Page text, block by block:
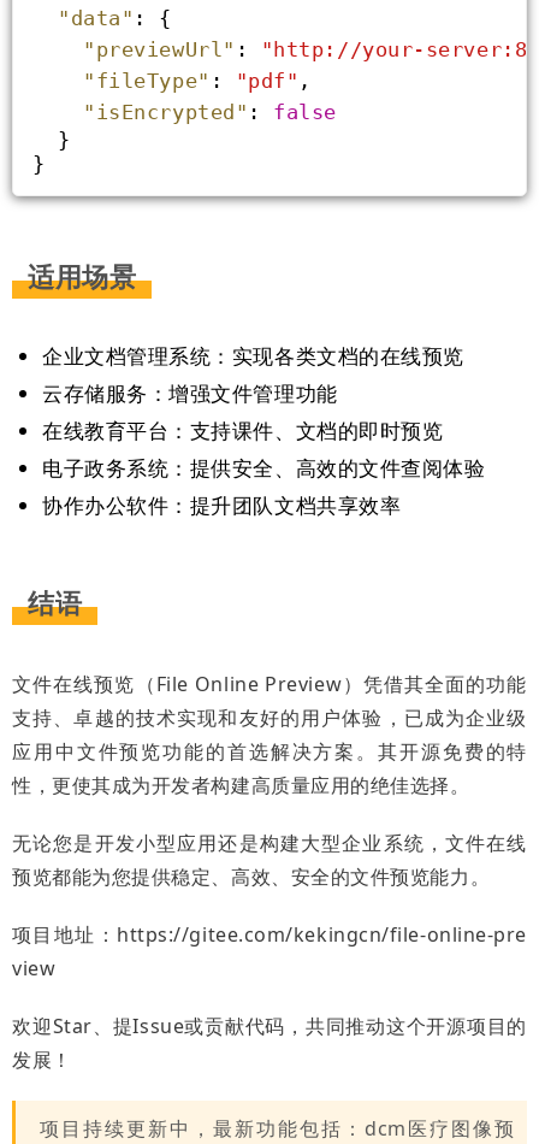
"data" : {
"previewUrl" :
"http://your-
"fileType" : "pdf" ,
"isEncrypted" : false
}
}
适用场景
企业文档管理系统：实现各类文档的在线预览
云存储服务：增强文件管理功能
在线教育平台：支持课件、文档的即时预览
电子政务系统：提供安全、高效的文件查阅体验
协作办公软件：提升团队文档共享效率
结语
文件在线预览（File Online Preview）凭借其全面的功能
支持、卓越的技术实现和友好的用户体验，已成为企业级
应用中文件预览功能的首选解决方案。其开源免费的特
性，更使其成为开发者构建高质量应用的绝佳选择。
无论您是开发小型应用还是构建大型企业系统，文件在线
预览都能为您提供稳定、高效、安全的文件预览能力。
项目地址：https://gitee.com/kekingcn/file-online-pre
view
欢迎Star、提Issue或贡献代码，共同推动这个开源项目的
发展！
项目持续更新中，最新功能包括：dcm医疗图像预